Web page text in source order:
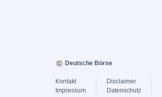
Deutsche Börse
Kontakt
Impressum
Disclaimer
Datenschutz